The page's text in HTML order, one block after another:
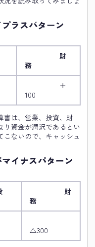
ラスパターン
財
務
＋
100
書は、営業、投資、財
り資金が潤沢であるとい
こないので、キャッシュ
イナスパターン
財
務
△300